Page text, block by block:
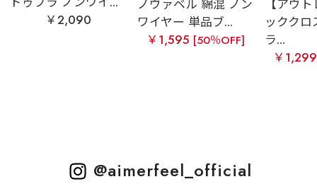
￥2,090
ノヴァベル 綿混 ノン
ワイヤー 単品ブ...
￥1,595 [50％OFF]
【アウ
ックク
ラ...
￥
@aimerfeel_official